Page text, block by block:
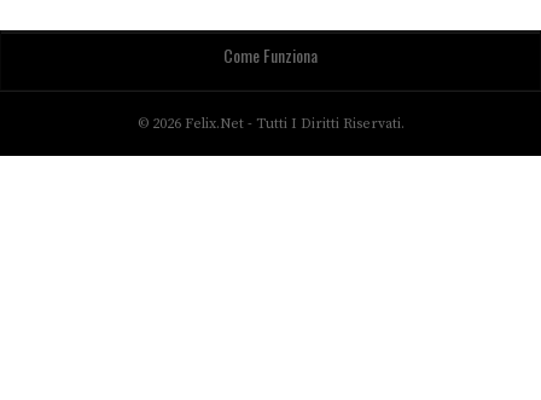
Come Funziona
© 2026 Felix.net - Tutti I Diritti Riservati.